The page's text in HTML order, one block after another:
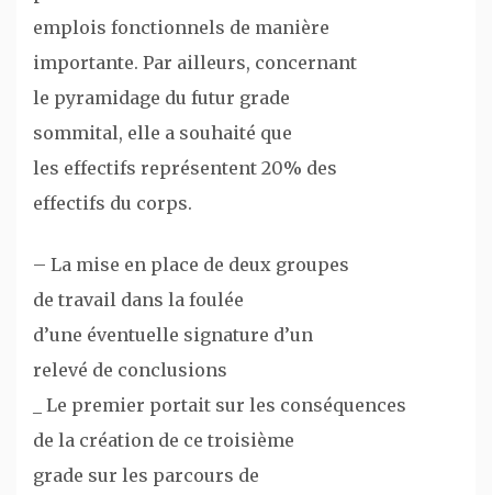
emplois fonctionnels de manière
importante. Par ailleurs, concernant
le pyramidage du futur grade
sommital, elle a souhaité que
les effectifs représentent 20% des
effectifs du corps.
– La mise en place de deux groupes
de travail dans la foulée
d’une éventuelle signature d’un
relevé de conclusions
_ Le premier portait sur les conséquences
de la création de ce troisième
grade sur les parcours de